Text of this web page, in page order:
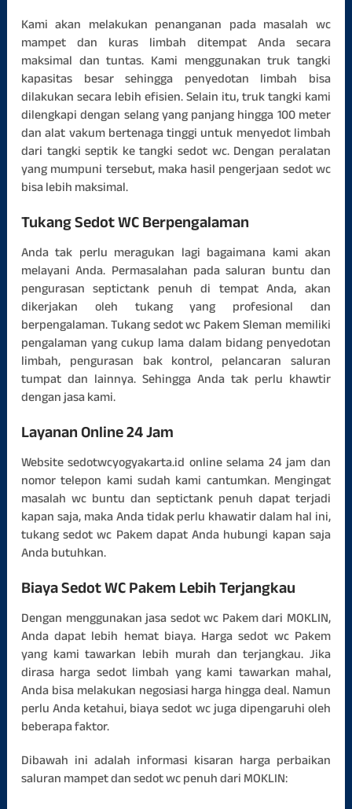
Kami akan melakukan penanganan pada masalah wc
mampet dan kuras limbah ditempat Anda secara
maksimal dan tuntas. Kami menggunakan truk tangki
kapasitas besar sehingga penyedotan limbah bisa
dilakukan secara lebih efisien. Selain itu, truk tangki kami
dilengkapi dengan selang yang panjang hingga 100 meter
dan alat vakum bertenaga tinggi untuk menyedot limbah
dari tangki septik ke tangki sedot wc. Dengan peralatan
yang mumpuni tersebut, maka hasil pengerjaan sedot wc
bisa lebih maksimal.
Tukang Sedot WC Berpengalaman
Anda tak perlu meragukan lagi bagaimana kami akan
melayani Anda. Permasalahan pada saluran buntu dan
pengurasan septictank penuh di tempat Anda, akan
dikerjakan oleh tukang yang profesional dan
berpengalaman. Tukang sedot wc Pakem Sleman memiliki
pengalaman yang cukup lama dalam bidang penyedotan
limbah, pengurasan bak kontrol, pelancaran saluran
tumpat dan lainnya. Sehingga Anda tak perlu khawtir
dengan jasa kami.
Layanan Online 24 Jam
Website sedotwcyogyakarta.id online selama 24 jam dan
nomor telepon kami sudah kami cantumkan. Mengingat
masalah wc buntu dan septictank penuh dapat terjadi
kapan saja, maka Anda tidak perlu khawatir dalam hal ini,
tukang sedot wc Pakem dapat Anda hubungi kapan saja
Anda butuhkan.
Biaya Sedot WC Pakem Lebih Terjangkau
Dengan menggunakan jasa sedot wc Pakem dari MOKLIN,
Anda dapat lebih hemat biaya. Harga sedot wc Pakem
yang kami tawarkan lebih murah dan terjangkau. Jika
dirasa harga sedot limbah yang kami tawarkan mahal,
Anda bisa melakukan negosiasi harga hingga deal. Namun
perlu Anda ketahui, biaya sedot wc juga dipengaruhi oleh
beberapa faktor.
Dibawah ini adalah informasi kisaran harga perbaikan
saluran mampet dan sedot wc penuh dari MOKLIN: